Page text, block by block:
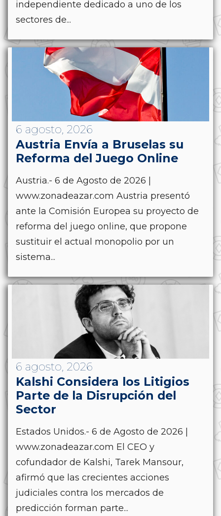
independiente dedicado a uno de los
sectores de...
6 agosto, 2026
Austria Envía a Bruselas su
Reforma del Juego Online
Austria.- 6 de Agosto de 2026 |
www.zonadeazar.com Austria presentó
ante la Comisión Europea su proyecto de
reforma del juego online, que propone
sustituir el actual monopolio por un
sistema...
6 agosto, 2026
Kalshi Considera los Litigios
Parte de la Disrupción del
Sector
Estados Unidos.- 6 de Agosto de 2026 |
www.zonadeazar.com El CEO y
cofundador de Kalshi, Tarek Mansour,
afirmó que las crecientes acciones
judiciales contra los mercados de
predicción forman parte...